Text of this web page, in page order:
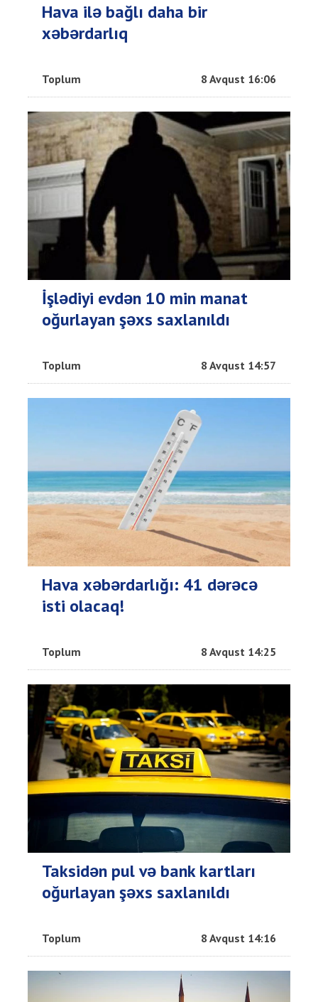
Hava ilə bağlı daha bir
xəbərdarlıq
Toplum 8 Avqust 16:06
İşlədiyi evdən 10 min manat
oğurlayan şəxs saxlanıldı
Toplum 8 Avqust 14:57
Hava xəbərdarlığı: 41 dərəcə
isti olacaq!
Toplum 8 Avqust 14:25
Taksidən pul və bank kartları
oğurlayan şəxs saxlanıldı
Toplum 8 Avqust 14:16